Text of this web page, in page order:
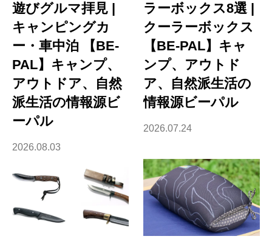
遊びグルマ拝見 |
キャンピングカ
ー・車中泊 【BE-
PAL】キャンプ、
アウトドア、自然
派生活の情報源ビ
ーパル
2026.08.03
ラーボックス8選 |
クーラーボックス
【BE-PAL】キャ
ンプ、アウトド
ア、自然派生活の
情報源ビーパル
2026.07.24